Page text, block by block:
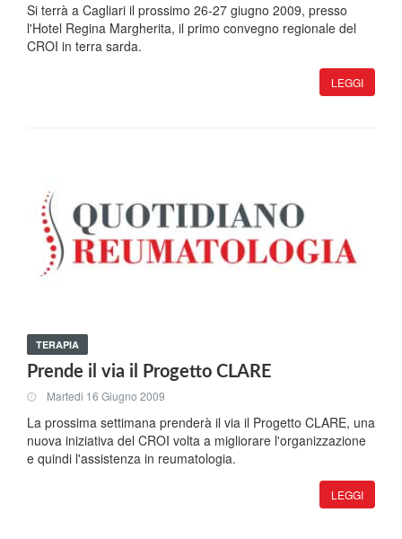
Si terrà a Cagliari il prossimo 26-27 giugno 2009, presso
l'Hotel Regina Margherita, il primo convegno regionale del
CROI in terra sarda.
LEGGI
TERAPIA
Prende il via il Progetto CLARE
Martedi 16 Giugno 2009
La prossima settimana prenderà il via il Progetto CLARE, una
nuova iniziativa del CROI volta a migliorare l'organizzazione
e quindi l'assistenza in reumatologia.
LEGGI